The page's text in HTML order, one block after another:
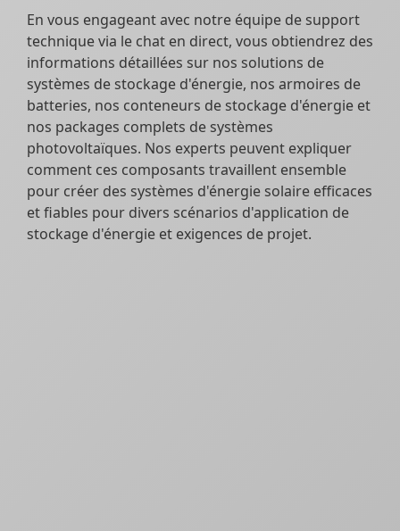
En vous engageant avec notre équipe de support
technique via le chat en direct, vous obtiendrez des
informations détaillées sur nos solutions de
systèmes de stockage d'énergie, nos armoires de
batteries, nos conteneurs de stockage d'énergie et
nos packages complets de systèmes
photovoltaïques. Nos experts peuvent expliquer
comment ces composants travaillent ensemble
pour créer des systèmes d'énergie solaire efficaces
et fiables pour divers scénarios d'application de
stockage d'énergie et exigences de projet.